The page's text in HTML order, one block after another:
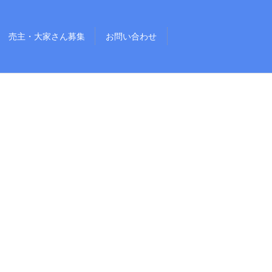
売主・大家さん募集 お問い合わせ